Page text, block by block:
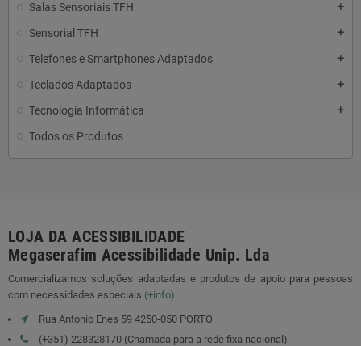
Salas Sensoriais TFH add
Sensorial TFH add
Telefones e Smartphones Adaptados add
Teclados Adaptados add
Tecnologia Informática add
Todos os Produtos
LOJA DA ACESSIBILIDADE
Megaserafim Acessibilidade Unip. Lda
Comercializamos soluções adaptadas e produtos de apoio para pessoas
com necessidades especiais (+info)
Rua António Enes 59 4250-050 PORTO
(+351) 228328170 (Chamada para a rede fixa nacional)